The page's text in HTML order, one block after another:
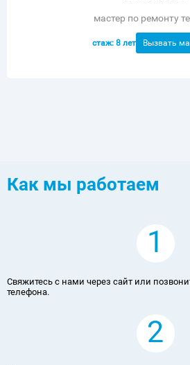
Как мы работаем
1
Свяжитесь с нами через сайт или
телефона.
2